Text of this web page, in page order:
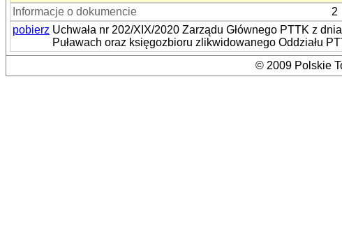
Informacje o dokumencie 2
pobierz Uchwała nr 202/XIX/2020 Zarządu Głównego PTTK z
Puławach oraz księgozbioru zlikwidowanego Oddziału
© 2009 Polskie